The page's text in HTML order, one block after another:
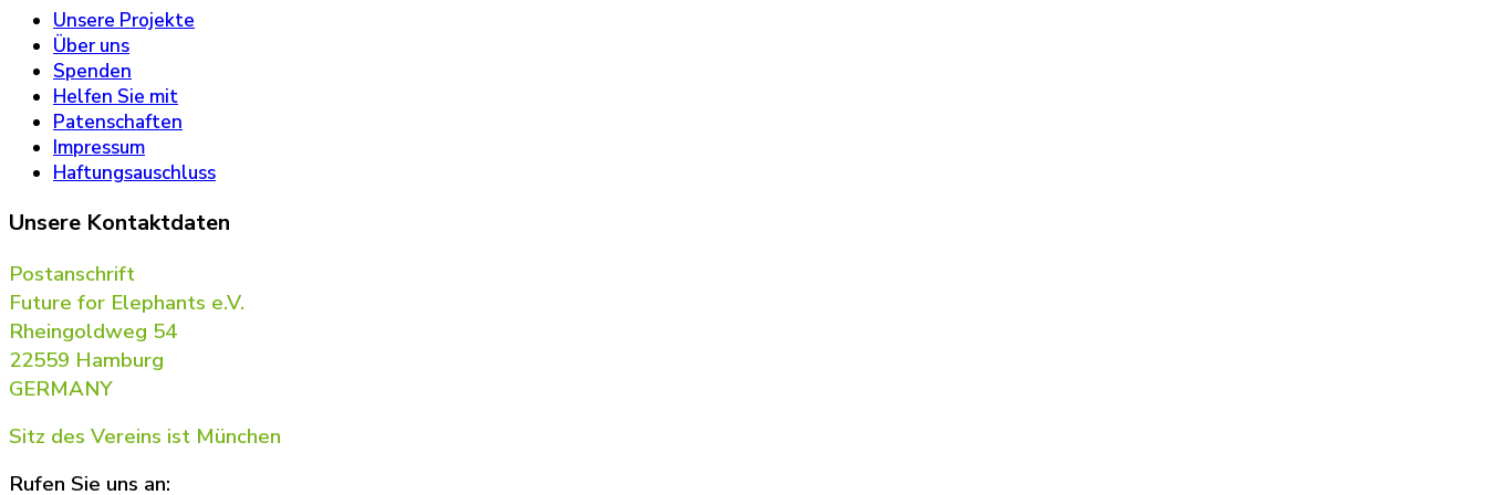
Unsere Projekte
Über uns
Spenden
Helfen Sie mit
Patenschaften
Impressum
Haftungsauschluss
Unsere Kontaktdaten
Postanschrift
Future for Elephants e.V.
Rheingoldweg 54
22559 Hamburg
GERMANY
Sitz des Vereins ist München
Rufen Sie uns an: